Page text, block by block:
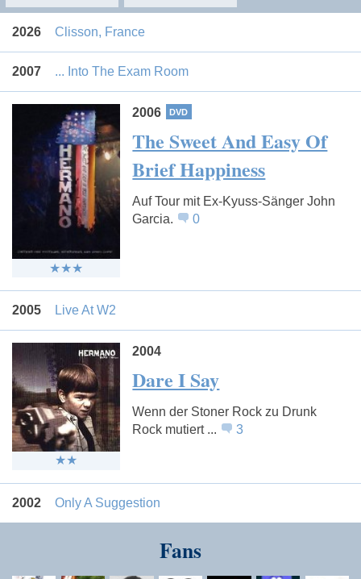
2026 Clisson, France
2007 ... Into The Exam Room
2006
The Sweet And Easy Of
Brief Happiness
Auf Tour mit Ex-Kyuss-Sänger John
Garcia.
0
2005 Live At W2
2004
Dare I Say
Wenn der Stoner Rock zu Drunk
Rock mutiert ...
3
2002 Only A Suggestion
Fans